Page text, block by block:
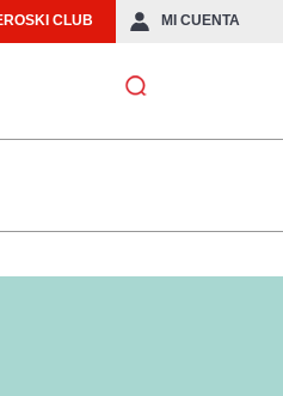
CLUB MI CUENTA